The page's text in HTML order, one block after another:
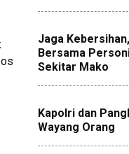
Jaga
Bersama
Sekitar Mako
Kapolri dan
Wayang Orang